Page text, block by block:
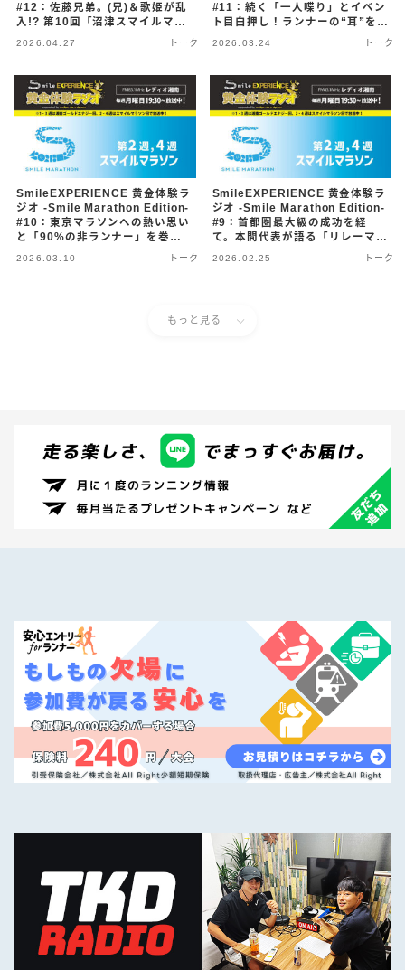
#12：佐藤兄弟。(兄)＆歌姫が乱
入!? 第10回「沼津スマイルマラ
2026.04.27 トーク
#11：続く「一人喋り」とイベン
ト目白押し！ランナーの“耳”を狙
2026.03.24 トーク
SmileEXPERIENCE 黄金体験ラ
ジオ -Smile Marathon Edition-
#10：東京マラソンへの熱い思い
と「90%の非ランナー」を巻き
2026.03.10 トーク
SmileEXPERIENCE 黄金体験ラ
ジオ -Smile Marathon Edition-
#9：首都圏最大級の成功を経
て。本間代表が語る「リレーマラ
2026.02.25 トーク
もっと見る